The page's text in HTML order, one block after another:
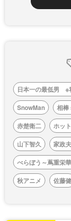
日本一の最低男 ※
SnowMan
相
赤楚衛二
ホッ
山下智久
家政
べらぼう～蔦重栄
秋アニメ
佐藤健